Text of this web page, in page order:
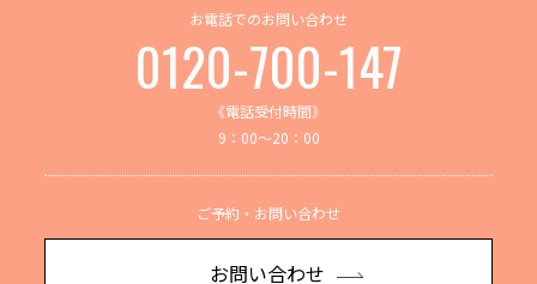
お電話でのお問い合わせ
0120-700-147
《電話受付時間》
9：00～20：00
ご予約・お問い合わせ
お問い合わせ